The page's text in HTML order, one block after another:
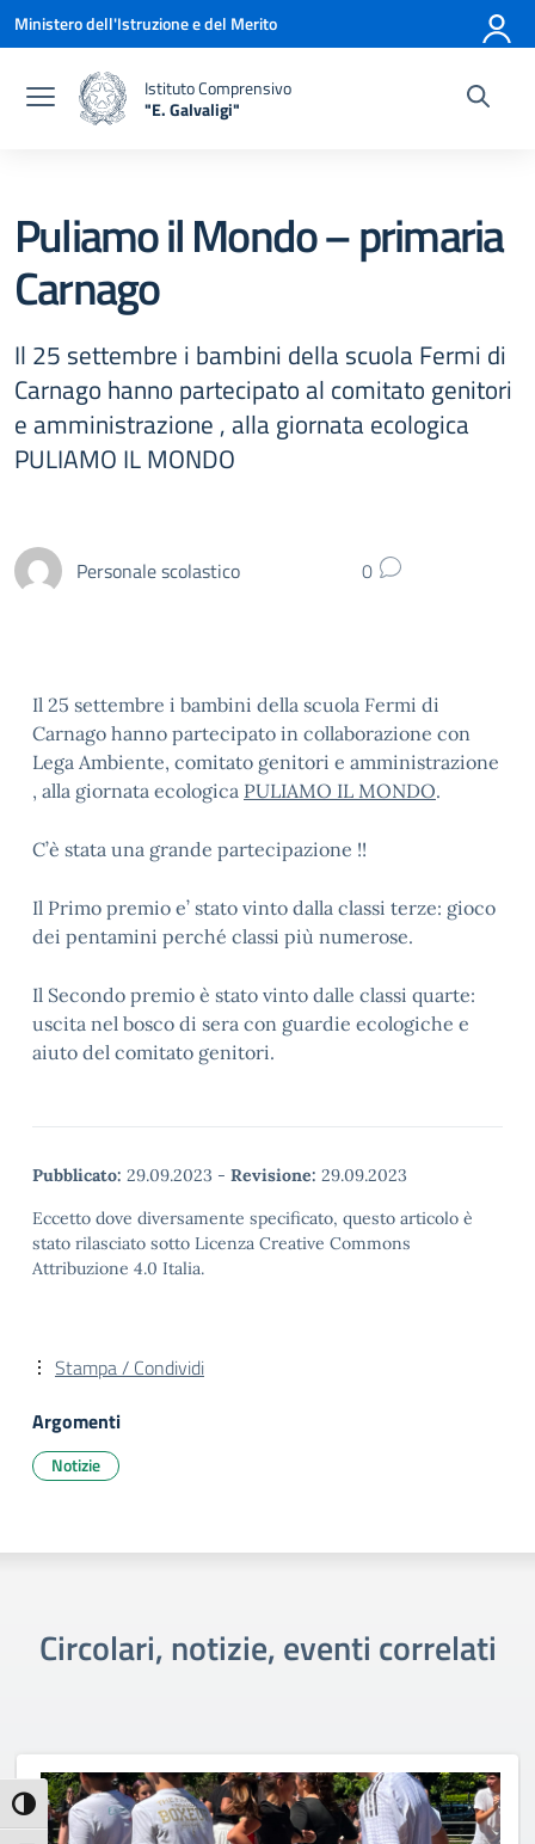
Attiva/disattiva alto contrasto
Vai ai contenuti
Vai al menu di navigazione
Vai al footer
Ministero dell'Istruzione e del Merito
Istituto Comprensivo
"E. Galvaligi"
— Visita la pagina iniziale della scuola
Puliamo il Mondo – primaria
Carnago
Il 25 settembre i bambini della scuola Fermi di
Carnago hanno partecipato al comitato genitori
e amministrazione , alla giornata ecologica
PULIAMO IL MONDO
Personale scolastico 0
Il 25 settembre i bambini della scuola Fermi di
Carnago hanno partecipato in collaborazione con
Lega Ambiente, comitato genitori e amministrazione
, alla giornata ecologica PULIAMO IL MONDO.
C’è stata una grande partecipazione !!
Il Primo premio e’ stato vinto dalla classi terze: gioco
dei pentamini perché classi più numerose.
Il Secondo premio è stato vinto dalle classi quarte:
uscita nel bosco di sera con guardie ecologiche e
aiuto del comitato genitori.
Pubblicato: 29.09.2023 - Revisione: 29.09.2023
Eccetto dove diversamente specificato, questo articolo è
stato rilasciato sotto Licenza Creative Commons
Attribuzione 4.0 Italia.
Stampa / Condividi
Argomenti
Notizie
Circolari, notizie, eventi correlati